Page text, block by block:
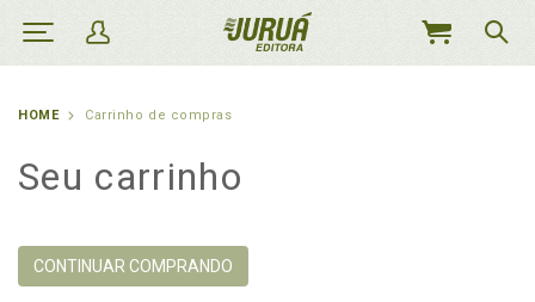
MEU
HOME Carrinho de compras
Seu carrinho
CONTINUAR COMPRANDO